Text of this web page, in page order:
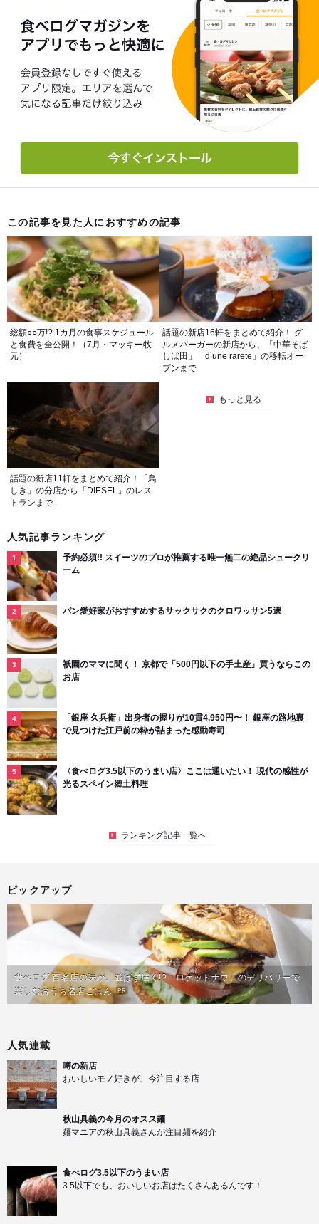
この記事を見た人におすすめの記事
総額○○万!? 1カ月の食事スケジュール
と食費を全公開！（7月・マッキー牧
元）
話題の新店16軒をまとめて紹介！ グ
ルメバーガーの新店から、「中華そば
しば田」「d’une rarete」の移転オー
プンまで
話題の新店11軒をまとめて紹介！「鳥
しき」の分店から「DIESEL」のレス
トランまで
もっと見る
人気記事ランキング
予約必須!! スイーツのプロが推薦する唯一無二の絶品シュークリ
ーム
パン愛好家がおすすめするサックサクのクロワッサン5選
祇園のママに聞く！ 京都で「500円以下の手土産」買うならこの
お店
「銀座 久兵衛」出身者の握りが10貫4,950円〜！ 銀座の路地裏
で見つけた江戸前の粋が詰まった感動寿司
〈食べログ3.5以下のうまい店〉ここは通いたい！ 現代の感性が
光るスペイン郷土料理
ランキング記事一覧へ
ピックアップ
食べログ 百名店の味が、並ばず届く!?「ロケットナウ」のデリバリーで
楽しむおうち名店ごはん PR
人気連載
噂の新店
おいしいモノ好きが、今注目する店
秋山具義の今月のオスス麺
麺マニアの秋山具義さんが注目麺を紹介
食べログ3.5以下のうまい店
3.5以下でも、おいしいお店はたくさんあるんです！